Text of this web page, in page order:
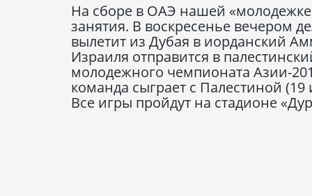
На сборе в ОАЭ нашей
занятия. В воскресенье вечером
вылетит из Дубая в иорданский
Израиля отправится в
молодежного чемпионата Азии-
команда сыграет с Палестиной
Все игры пройдут на стадионе